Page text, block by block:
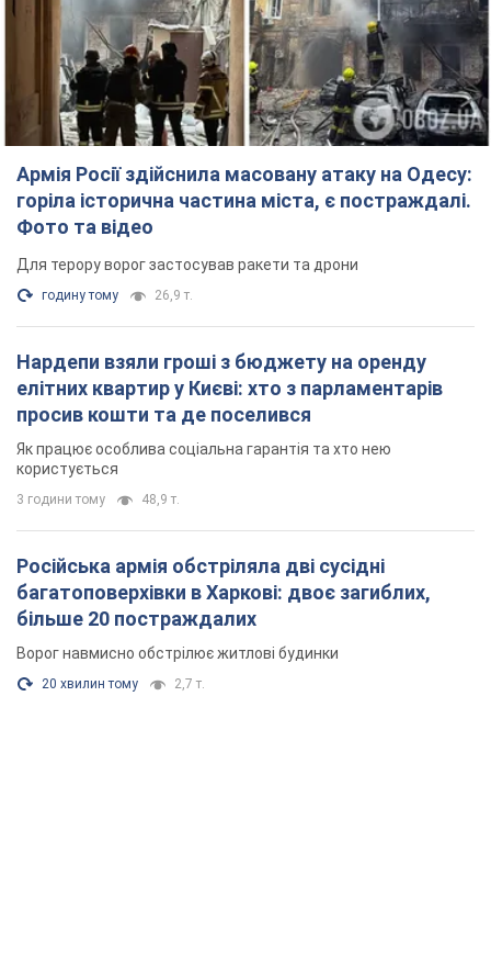
елітних квартир у Києві: хто з парламентарів
просив кошти та де поселився
Як працює особлива соціальна гарантія та хто нею
користується
3 години тому 48,9 т.
Російська армія обстріляла дві сусідні
багатоповерхівки в Харкові: двоє загиблих,
більше 20 постраждалих
Ворог навмисно обстрілює житлові будинки